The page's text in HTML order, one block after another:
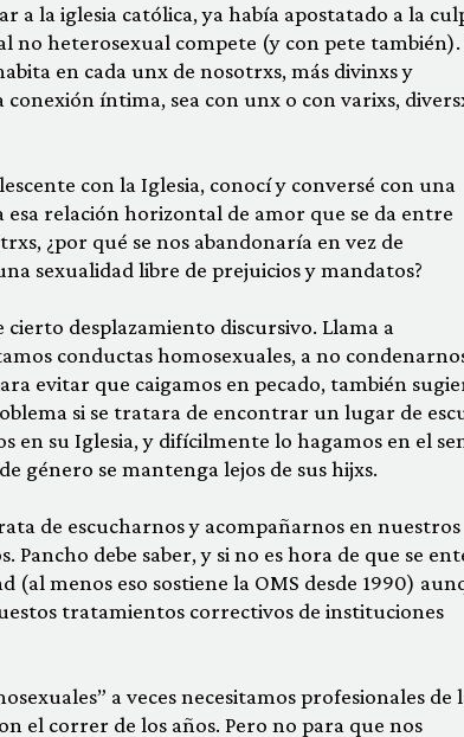
a la iglesia católica, ya había apostatado a la
no heterosexual compete (y con pete también).
en cada unx de nosotrxs, más divinxs y
íntima, sea con unx o con varixs,
con la Iglesia, conocí y conversé con una
relación horizontal de amor que se da entre
¿por qué se nos abandonaría en vez de
sexualidad libre de prejuicios y mandatos?
desplazamiento discursivo. Llama a
conductas homosexuales, a no
evitar que caigamos en pecado, también
si se tratara de encontrar un lugar de
en su Iglesia, y difícilmente lo hagamos en el
género se mantenga lejos de sus hijxs.
de escucharnos y acompañarnos en nuestros
Pancho debe saber, y si no es hora de que se
menos eso sostiene la OMS desde 1990)
tratamientos correctivos de instituciones
a veces necesitamos profesionales de
el correr de los años. Pero no para que nos